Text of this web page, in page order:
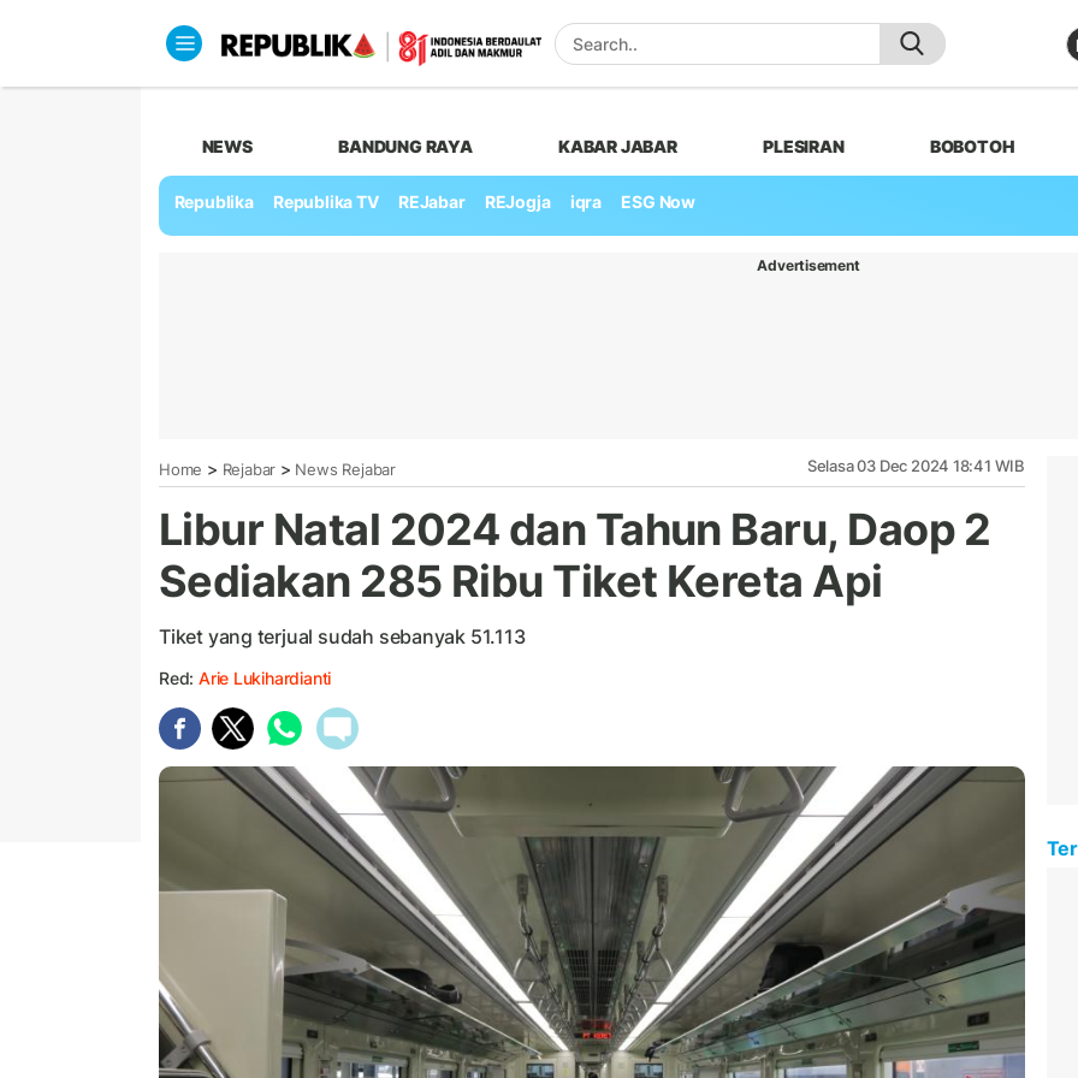
NEWS BANDUNG RAYA KABAR JABAR PLESIRAN BOBOTOH
Republika Republika TV REJabar REJogja iqra ESG Now
Advertisement
Home > Rejabar > News Rejabar Selasa 03 Dec 2024 18:41 WIB
Libur Natal 2024 dan Tahun Baru, Daop 2
Sediakan 285 Ribu Tiket Kereta Api
Tiket yang terjual sudah sebanyak 51.113
Red: Arie Lukihardianti